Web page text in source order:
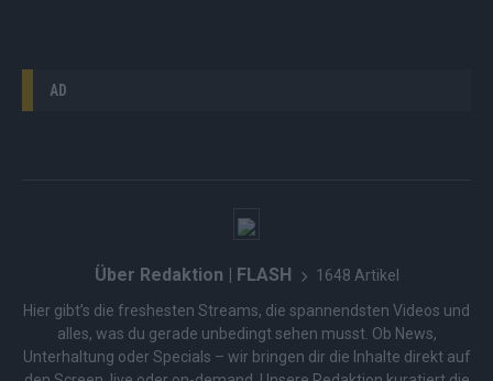
AD
Über Redaktion | FLASH 1648 Artikel
Hier gibt’s die freshesten Streams, die spannendsten Videos und
alles, was du gerade unbedingt sehen musst. Ob News,
Unterhaltung oder Specials – wir bringen dir die Inhalte direkt auf